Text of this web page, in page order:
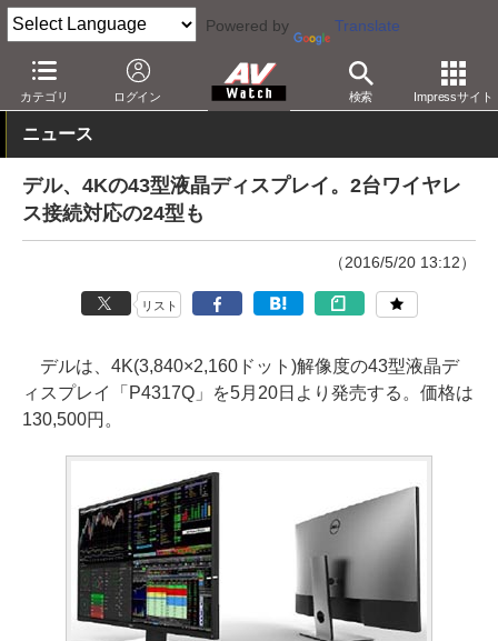
Powered by Translate
カテゴリ ログイン 検索 Impressサイト
AV Watch 製品 ディスプレイ
ニュース
デル、4Kの43型液晶ディスプレイ。2台ワイヤレ
ス接続対応の24型も
（2016/5/20 13:12）
リスト
デルは、4K(3,840×2,160ドット)解像度の43型液晶デ
ィスプレイ「P4317Q」を5月20日より発売する。価格は
130,500円。